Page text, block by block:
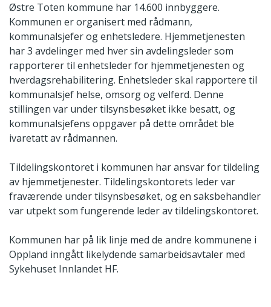
Østre Toten kommune har 14.600 innbyggere.
Kommunen er organisert med rådmann,
kommunalsjefer og enhetsledere. Hjemmetjenesten
har 3 avdelinger med hver sin avdelingsleder som
rapporterer til enhetsleder for hjemmetjenesten og
hverdagsrehabilitering. Enhetsleder skal rapportere til
kommunalsjef helse, omsorg og velferd. Denne
stillingen var under tilsynsbesøket ikke besatt, og
kommunalsjefens oppgaver på dette området ble
ivaretatt av rådmannen.
Tildelingskontoret i kommunen har ansvar for tildeling
av hjemmetjenester. Tildelingskontorets leder var
fraværende under tilsynsbesøket, og en saksbehandler
var utpekt som fungerende leder av tildelingskontoret.
Kommunen har på lik linje med de andre kommunene i
Oppland inngått likelydende samarbeidsavtaler med
Sykehuset Innlandet HF.